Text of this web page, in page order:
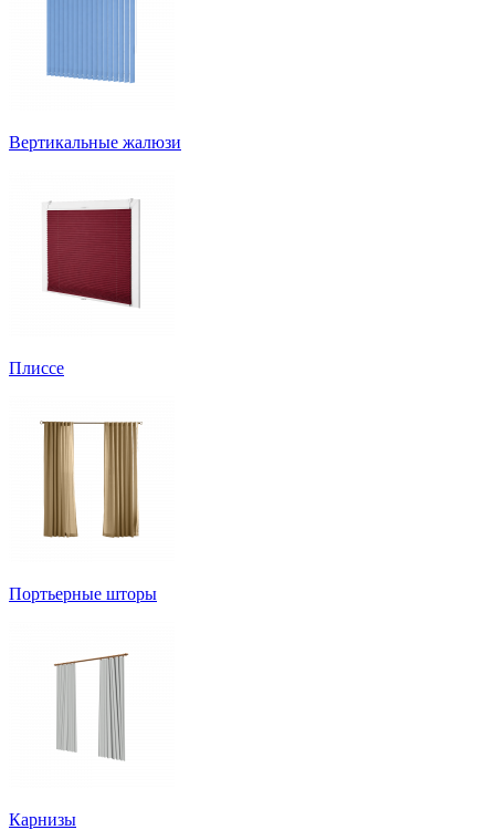
Вертикальные жалюзи
Плиссе
Портьерные шторы
Карнизы